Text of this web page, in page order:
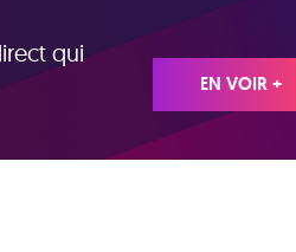
qui
EN VOIR +